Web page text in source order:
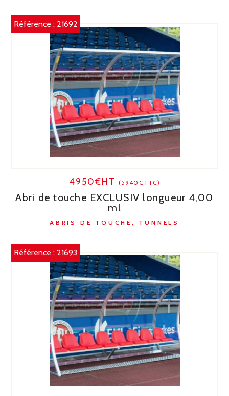
Référence : 21692
4950€HT (5940€TTC)
Abri de touche EXCLUSIV longueur 4,00
ml
ABRIS DE TOUCHE, TUNNELS
Référence : 21693